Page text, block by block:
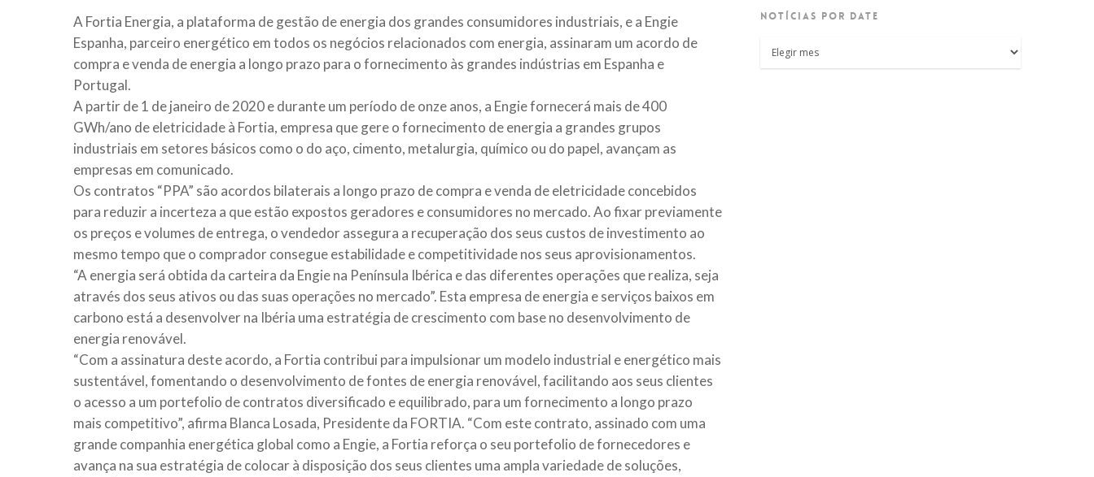
A Fortia Energia, a plataforma de gestão de energia dos grandes consumidores industriais, e a Engie
Espanha, parceiro energético em todos os negócios relacionados com energia, assinaram um acordo de
compra e venda de energia a longo prazo para o fornecimento às grandes indústrias em Espanha e
Portugal.
A partir de 1 de janeiro de 2020 e durante um período de onze anos, a Engie fornecerá mais de 400
GWh/ano de eletricidade à Fortia, empresa que gere o fornecimento de energia a grandes grupos
industriais em setores básicos como o do aço, cimento, metalurgia, químico ou do papel, avançam as
empresas em comunicado.
Os contratos “PPA” são acordos bilaterais a longo prazo de compra e venda de eletricidade concebidos
para reduzir a incerteza a que estão expostos geradores e consumidores no mercado. Ao fixar previamente
os preços e volumes de entrega, o vendedor assegura a recuperação dos seus custos de investimento ao
mesmo tempo que o comprador consegue estabilidade e competitividade nos seus aprovisionamentos.
“A energia será obtida da carteira da Engie na Península Ibérica e das diferentes operações que realiza, seja
através dos seus ativos ou das suas operações no mercado”. Esta empresa de energia e serviços baixos em
carbono está a desenvolver na Ibéria uma estratégia de crescimento com base no desenvolvimento de
energia renovável.
“Com a assinatura deste acordo, a Fortia contribui para impulsionar um modelo industrial e energético mais
sustentável, fomentando o desenvolvimento de fontes de energia renovável, facilitando aos seus clientes
o acesso a um portefolio de contratos diversificado e equilibrado, para um fornecimento a longo prazo
mais competitivo”, afirma Blanca Losada, Presidente da FORTIA. “Com este contrato, assinado com uma
grande companhia energética global como a Engie, a Fortia reforça o seu portefolio de fornecedores e
avança na sua estratégia de colocar à disposição dos seus clientes uma ampla variedade de soluções,
NOTÍCIAS POR DATE